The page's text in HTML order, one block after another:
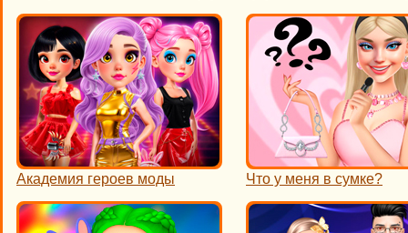
Академия героев моды Что у меня в сумке?